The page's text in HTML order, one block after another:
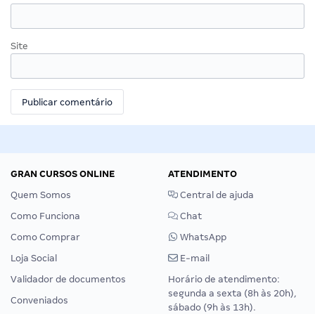
Site
GRAN CURSOS ONLINE
Quem Somos
Como Funciona
Como Comprar
Loja Social
Validador de documentos
Conveniados
ATENDIMENTO
Central de ajuda
Chat
WhatsApp
E-mail
Horário de atendimento:
segunda a sexta (8h às 20h),
sábado (9h às 13h).